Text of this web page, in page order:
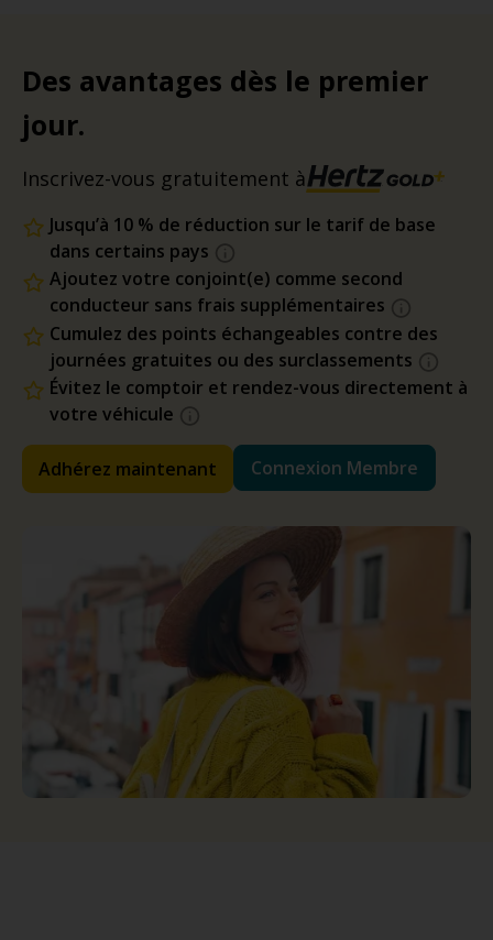
Des avantages dès le premier
jour.
Inscrivez-vous gratuitement à
Jusqu’à 10 % de réduction sur le tarif de base
dans certains pays
Ajoutez votre conjoint(e) comme second
conducteur sans frais supplémentaires
Cumulez des points échangeables contre des
journées gratuites ou des surclassements
Évitez le comptoir et rendez-vous directement à
votre véhicule
Adhérez maintenant Connexion Membre